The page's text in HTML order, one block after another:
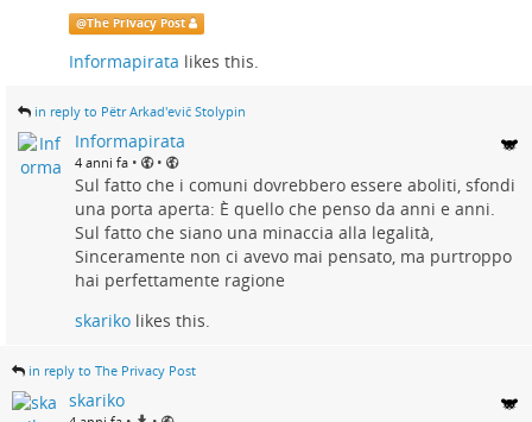
@The Privacy Post
Informapirata likes this.
in reply to Pëtr Arkad'evič Stolypin
Informapirata
4 anni fa • •
Sul fatto che i comuni dovrebbero essere aboliti, sfondi
una porta aperta: È quello che penso da anni e anni.
Sul fatto che siano una minaccia alla legalità,
Sinceramente non ci avevo mai pensato, ma purtroppo
hai perfettamente ragione
skariko likes this.
in reply to The Privacy Post
skariko